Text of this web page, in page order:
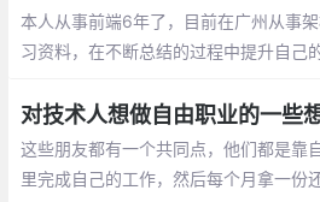
本人从事前端6年了，目前在广州从事
习资料，在不断总结的过程中提升自己
对技术人想做自由职业的一些
这些朋友都有一个共同点，他们都是靠
里完成自己的工作，然后每个月拿一份